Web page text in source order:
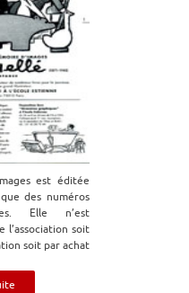
est éditée
des numéros
Elle n’est
l’association soit
soit par achat